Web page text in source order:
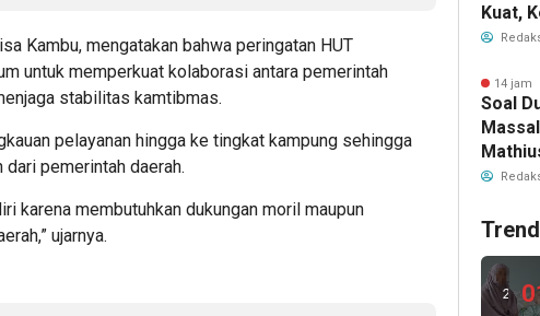
Kambu, mengatakan bahwa peringatan HUT
untuk memperkuat kolaborasi antara pemerintah
stabilitas kamtibmas.
pelayanan hingga ke tingkat kampung sehingga
dari pemerintah daerah.
karena membutuhkan dukungan moril maupun
ujarnya.
Kuat,
Ajak
14 jam
Soal
Hasil
2